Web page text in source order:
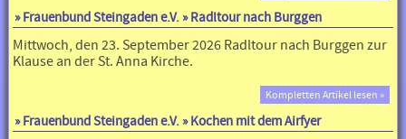
»Frauenbund Steingaden e.V. » Radltour nach Burggen
Mittwoch, den 23. September 2026 Radltour nach Burggen zur
Klause an der St. Anna Kirche.
Kompletten Artikel lesen »
»Frauenbund Steingaden e.V. » Kochen mit dem Airfyer